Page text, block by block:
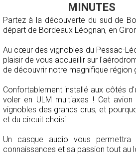
MINUTES
Partez à la découverte du sud de
départ de Bordeaux Léognan, en
Au cœur des vignobles du Pessac-
plaisir de vous accueillir sur
de découvrir notre magnifique
Confortablement installé aux côtés
voler en ULM multiaxes ! Cet
vignobles des grands crus, et
et du circuit choisi.
Un casque audio vous
connaissances et sa passion tout au